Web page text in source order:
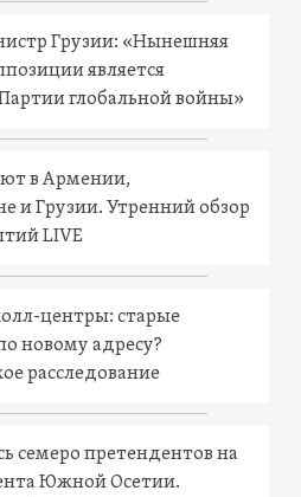
Грузии: «Нынешняя
является
глобальной войны»
в Армении,
и Грузии. Утренний обзор
LIVE
центры: старые
новому адресу?
расследование
семеро претендентов на
Южной Осетии.